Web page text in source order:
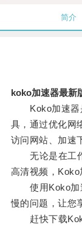
简介
koko加速器最新
Koko加速器是
具，通过优化网
访问网站、加速
无论是在工作
高清视频，Koko
使用Koko加速
慢的问题，让您
赶快下载Koko